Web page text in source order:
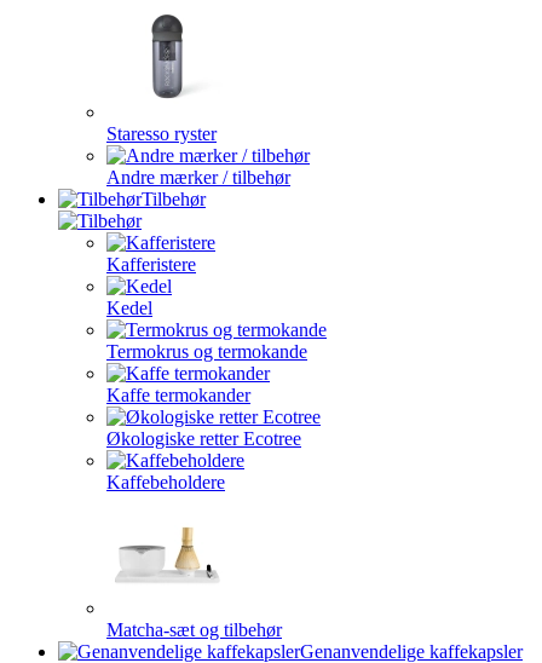
Staresso ryster
Andre mærker / tilbehør
Tilbehør
Kafferistere
Kedel
Termokrus og termokande
Kaffe termokander
Økologiske retter Ecotree
Kaffebeholdere
Matcha-sæt og tilbehør
Genanvendelige kaffekapsler